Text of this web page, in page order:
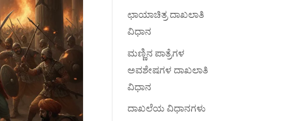
ಛಾಯಾಚಿತ್ರ ದಾಖಲಾತಿ
ವಿಧಾನ
ಮಣ್ಣಿನ ಪಾತ್ರೆಗಳ
ಅವಶೇಷಗಳ ದಾಖಲಾತಿ
ವಿಧಾನ
ದಾಖಲೆಯ ವಿಧಾನಗಳು